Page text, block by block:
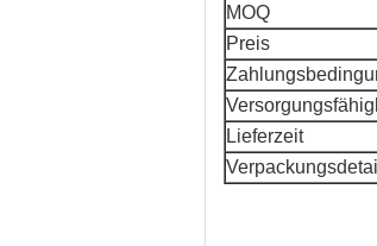
MOQ
Preis
Lieferzeit